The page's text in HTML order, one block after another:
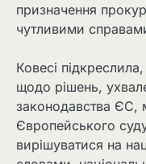
призначення
чутливими
Ковесі
щодо рішень,
законодавства ЄС,
Європейського
вирішуватися на